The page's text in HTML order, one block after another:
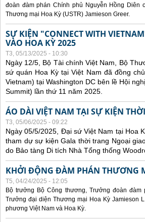
đoàn đàm phán Chính phủ Nguyễn Hồng
Thương mại Hoa Kỳ (USTR) Jamieson Greer.
SỰ KIỆN "CONNECT WITH
VÀO HOA KỲ 2025
T3, 05/13/2025 - 10:30
Ngày 12/5, Bộ Tài chính Việt Nam, Bộ
sứ quán Hoa Kỳ tại Việt Nam đã đồng
Vietnam) tại Washington DC bên lề Hội
Summit) lần thứ 11 năm 2025.
ÁO DÀI VIỆT NAM TẠI SỰ KIỆN
T3, 05/06/2025 - 09:22
Ngày 05/5/2025, Đại sứ Việt Nam tại Hoa
tham dự sự kiện Gala thời trang Ngoại
do Bảo tàng Di tích Nhà Tổng thống
KHỞI ĐỘNG ĐÀM PHÁN THƯƠNG
T5, 04/24/2025 - 12:05
Bộ trưởng Bộ Công thương, Trưởng đoàn
Trưởng đại diện Thương mại Hoa Kỳ Jamieson
phương Việt Nam và Hoa Kỳ.